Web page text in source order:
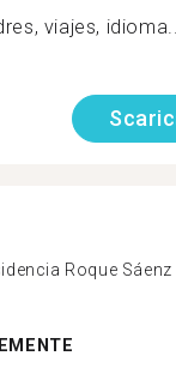
viajes,
Roque Sáenz